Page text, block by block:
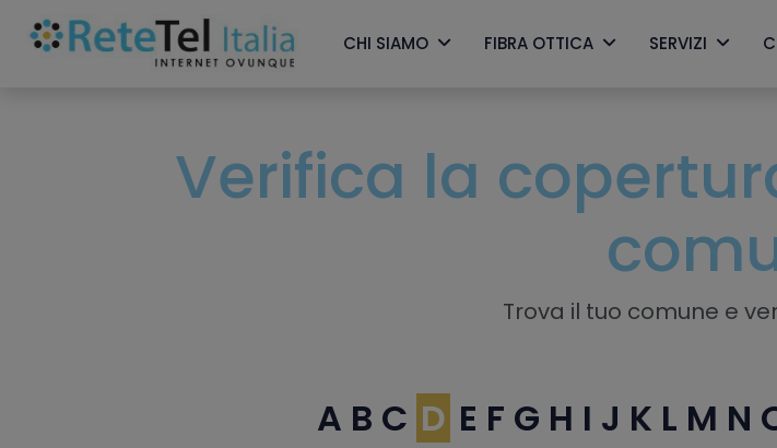
CHI SIAMO FIBRA OTTICA SERVIZI
Verifica la
Trova il tuo comune e
A B C D E F G H I J K L M N